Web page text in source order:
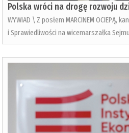
Polska wróci na drogę rozwoju
WYWIAD \ Z posłem MARCINEM OCIEPĄ,
i Sprawiedliwości na wicemarszałka